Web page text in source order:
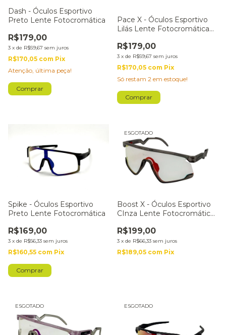
Dash - Óculos Esportivo
Preto Lente Fotocromática
R$179,00
3 x de R$59,67 sem juros
R$170,05 com Pix
Atenção, última peça!
Pace X - Óculos Esportivo
Lilás Lente Fotocromática
R$179,00
3 x de R$59,67 sem juros
R$170,05 com Pix
Só restam 2 em estoque!
Spike - Óculos Esportivo
Preto Lente Fotocromática
R$169,00
3 x de R$56,33 sem juros
R$160,55 com Pix
ESGOTADO
Boost X - Óculos Esportivo
CInza Lente Fotocromática
R$199,00
3 x de R$66,33 sem juros
R$189,05 com Pix
ESGOTADO ESGOTADO